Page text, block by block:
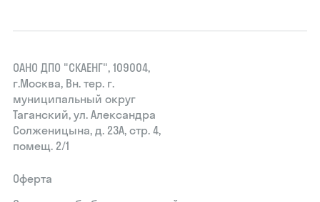
ОАНО ДПО "СКАЕНГ", 109004,
г.Москва, Вн. тер. г.
муниципальный округ
Таганский, ул. Александра
Солженицына, д. 23А, стр. 4,
помещ. 2/1
Оферта